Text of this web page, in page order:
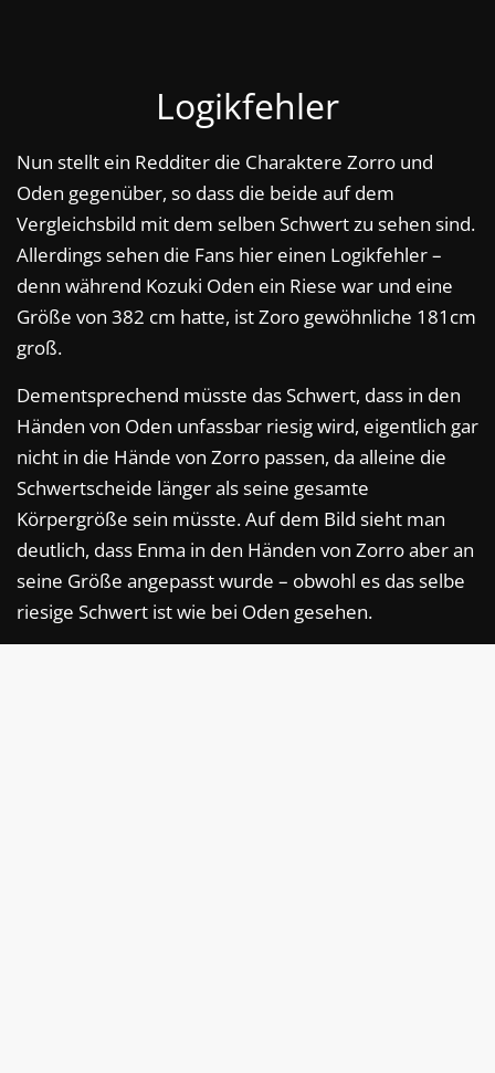
Logikfehler
Nun stellt ein Redditer die Charaktere Zorro und
Oden gegenüber, so dass die beide auf dem
Vergleichsbild mit dem selben Schwert zu sehen sind.
Allerdings sehen die Fans hier einen Logikfehler –
denn während Kozuki Oden ein Riese war und eine
Größe von 382 cm hatte, ist Zoro gewöhnliche 181cm
groß.
Dementsprechend müsste das Schwert, dass in den
Händen von Oden unfassbar riesig wird, eigentlich gar
nicht in die Hände von Zorro passen, da alleine die
Schwertscheide länger als seine gesamte
Körpergröße sein müsste. Auf dem Bild sieht man
deutlich, dass Enma in den Händen von Zorro aber an
seine Größe angepasst wurde – obwohl es das selbe
riesige Schwert ist wie bei Oden gesehen.